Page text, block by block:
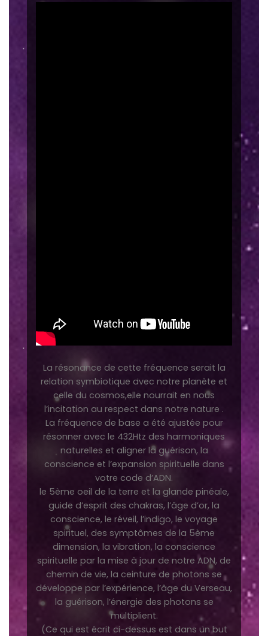
La résonance de cette fréquence serait la
relation symbiotique avec notre planète et
celle du cosmos,elle nourrait en nous
l’incitation au respect dans notre nature .
La fréquence de base a été ajustée pour
résonner avec le 432Htz des harmoniques
naturelles et aligner la guérison, la
conscience et l’expansion spirituelle dans
votre code d’ADN.
le 5ème oeil de la terre et la glande pinéale,
guide d’esprit des chakras, l’âge d’or, la
conscience, le réveil, l’indigo, le voyage
spirituel, des symptômes de la 5ème
dimension, la vibration, la conscience
spirituelle par la mise à jour de notre ADN, de
chemin de vie, la ceinture de photons se
développe par l’expérience, l’âge du Verseau,
la guérison, l’énergie des photons se
multiplient.
(Ce qui est écrit ci-dessus est dans un but